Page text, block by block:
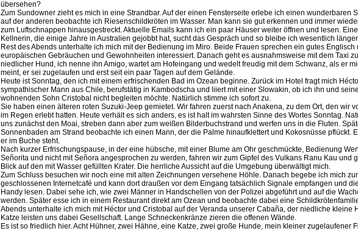
übersehen?
Zum Sundowner zieht es mich in eine Strandbar. Auf der einen Fensterseite erlebe ich einen wunderbaren
auf der anderen beobachte ich Riesenschildkröten im Wasser. Man kann sie gut erkennen und immer
zum Luftschnappen hinausgestreckt. Aktuelle Emails kann ich ein paar Häuser weiter öffnen und lesen.
Kellnerin, die einige Jahre in Australien gejobbt hat, sucht das Gespräch und so bleibe ich wesentlich
Rest des Abends unterhalte ich mich mit der Bedienung im Miro. Beide Frauen sprechen ein gutes Englisch
europäischen Gebräuchen und Gewohnheiten interessiert. Danach geht es ausnahmsweise mit dem Taxi
niedlicher Hund, ich nenne ihn Amigo, wartet am Hofeingang und wedelt freudig mit dem Schwanz, als er
meint, er sei zugelaufen und erst seit ein paar Tagen auf dem Gelände.
Heute ist Sonntag, den ich mit einem erfrischenden Bad im Ozean beginne. Zurück im Hotel fragt mich
sympathischer Mann aus Chile, berufstätig in Kambodscha und liiert mit einer Slowakin, ob ich ihn und
wohnenden Sohn Cristobal nicht begleiten möchte. Natürlich stimme ich sofort zu.
Sie haben einen älteren roten Suzuki-Jeep gemietet. Wir fahren zuerst nach Anakena, zu dem Ort, den wir
im Regen erlebt hatten. Heute verhält es sich anders, es ist halt im wahrsten Sinne des Wortes Sonntag.
uns zunächst den Moai, streben dann aber zum weißen Bilderbuchstrand und werfen uns in die Fluten.
Sonnenbaden am Strand beobachte ich einen Mann, der die Palme hinaufklettert und Kokosnüsse pflückt.
er im Buche steht.
Nach kurzer Erfrischungspause, in der eine hübsche, mit einer Blume am Ohr geschmückte, Bedienung
Señorita und nicht mit Señora angesprochen zu werden, fahren wir zum Gipfel des Vulkans Ranu Kau und
Blick auf den mit Wasser gefüllten Krater. Die herrliche Aussicht auf die Umgebung überwältigt mich.
Zum Schluss besuchen wir noch eine mit alten Zeichnungen versehene Höhle. Danach begebe ich mich
geschlossenen Internetcafé und kann dort draußen vor dem Eingang tatsächlich Signale empfangen und
Handy lesen. Dabei sehe ich, wie zwei Männer in Handschellen von der Polizei abgeführt und auf die
werden. Später esse ich in einem Restaurant direkt am Ozean und beobachte dabei eine
Abends unterhalte ich mich mit Héctor und Cristobal auf der Veranda unserer Cabaña, der niedliche kleine
Katze leisten uns dabei Gesellschaft. Lange Schneckenkränze zieren die offenen Wände.
Es ist so friedlich hier. Acht Hühner, zwei Hähne, eine Katze, zwei große Hunde, mein kleiner zugelaufener